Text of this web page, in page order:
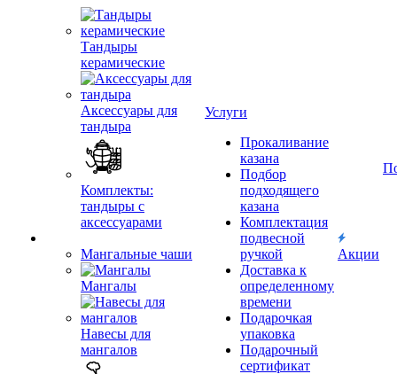
Тандыры
керамические
Аксессуары для
тандыра
Комплекты:
тандыры с
аксессуарами
Мангальные чаши
Мангалы
Навесы для
мангалов
Услуги
Прокаливание
казана
Подбор
подходящего
казана
Комплектация
подвесной
ручкой
Доставка к
определенному
времени
Подарочкая
упаковка
Подарочный
сертификат
Акции